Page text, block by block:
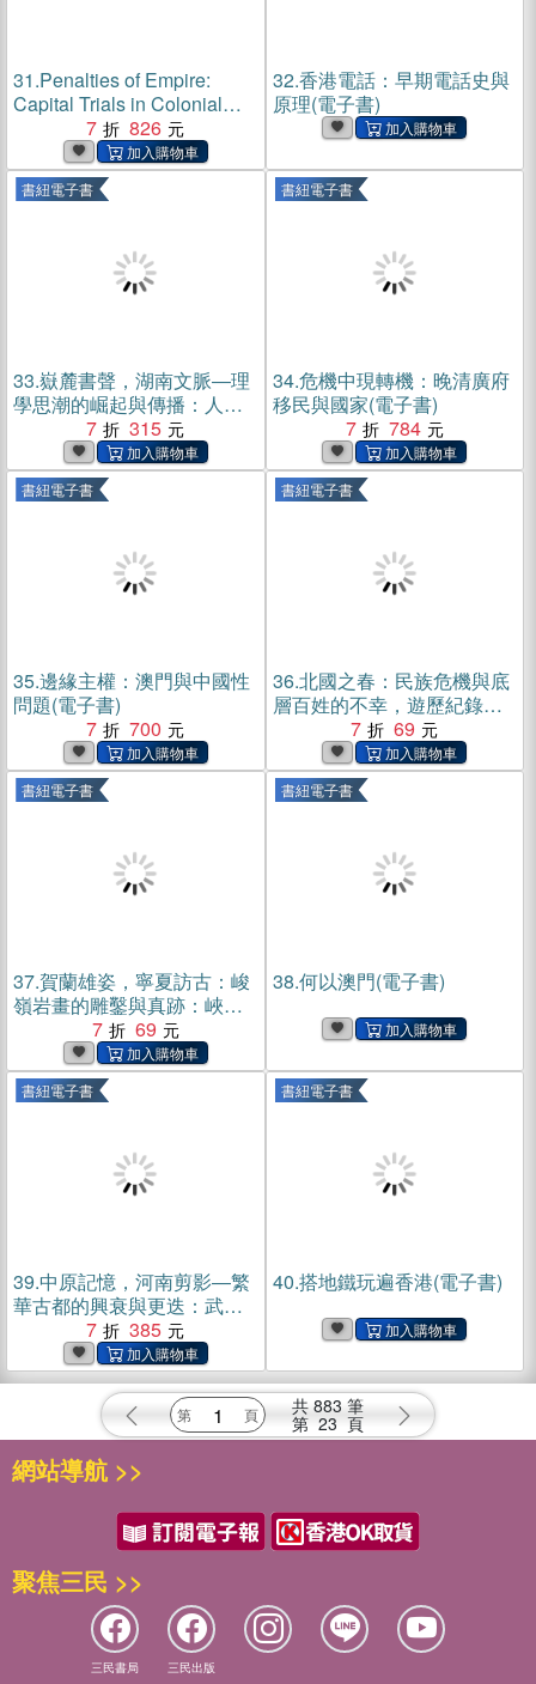
31.Penalties of Empire:
Capital Trials in Colonial
Hong Kong(電子書)
7 826
32.香港電話：早期電話史與
原理(電子書)
書紐電子書
33.嶽麓書聲，湖南文脈―理
學思潮的崛起與傳播：人物
群像×遺跡考察×學術發展×觀
念演變，從上古至近代，推
動歷史進程的湘楚氣魄(電子
書)
7 315
書紐電子書
34.危機中現轉機：晚清廣府
移民與國家(電子書)
7
784
書紐電子書
35.邊緣主權：澳門與中國性
問題(電子書)
7
700
書紐電子書
36.北國之春：民族危機與底
層百姓的不幸，遊歷紀錄下
的沉重憂國之心【純有聲】
(電子書)
7 69
書紐電子書
37.賀蘭雄姿，寧夏訪古：峻
嶺岩畫的雕鑿與真跡：峽谷
大漠×清真禮拜×民居聚落×口
弦樂器×羊肉小吃，黃沙碧水
蒼茫遼闊，探索西北風物的
奇觀【純有聲】(電子書)
7 69
書紐電子書
38.何以澳門(電子書)
書紐電子書
39.中原記憶，河南剪影―繁
華古都的興衰與更迭：武學
拳法×密檐磚塔×汝瓷汴繡×漕
運四河×道口燒雞，黃河波濤
滾滾東流，探索華夏文明的
起點(電子書)
7 385
書紐電子書
40.搭地鐵玩遍香港(電子書)
共 883 筆
第 23 頁
網站導航 >>
聚焦三民 >>
三民書局 三民出版